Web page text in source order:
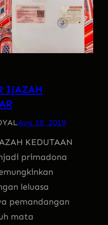
IJAZAH
Aug 18, 2019
KEDUTAAN
primadona
leluasa
pemandangan
mata